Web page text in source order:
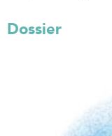
Dossier